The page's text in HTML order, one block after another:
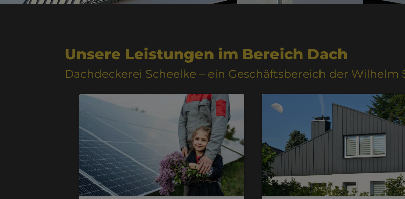
Unsere Leistungen im Bereich Dach
Dachdeckerei Scheelke – ein Geschäftsbereich der Wilhelm